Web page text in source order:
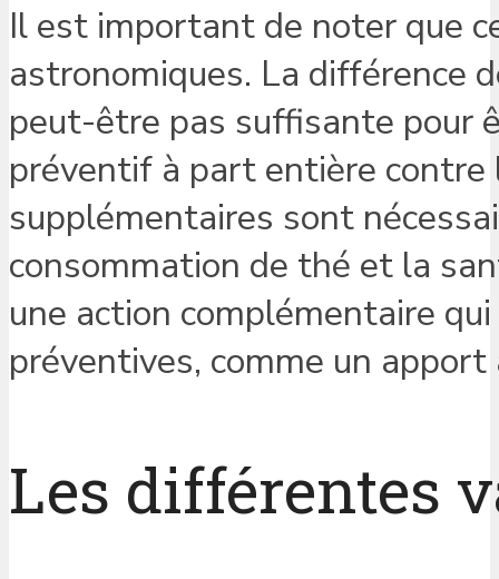
Il est important de noter que
astronomiques. La différence
peut-être pas suffisante pour
préventif à part entière contre
supplémentaires sont
consommation de thé et la
une action complémentaire
préventives, comme un
Les différentes